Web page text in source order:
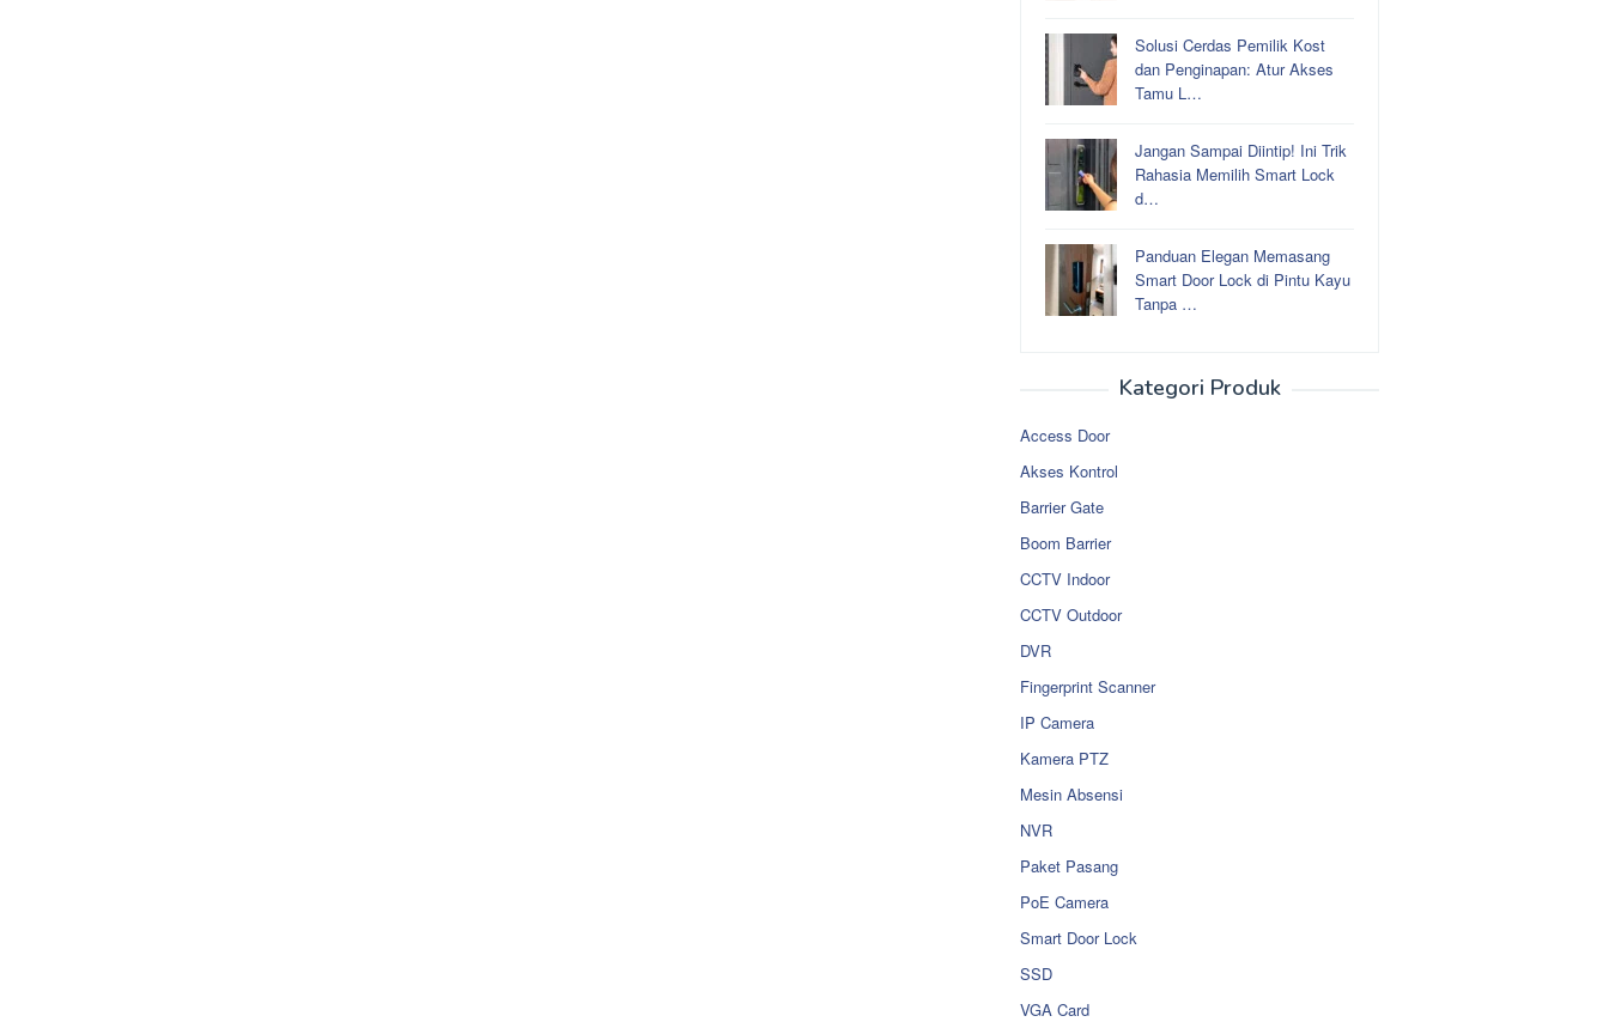
Solusi Cerdas Pemilik Kost
dan Penginapan: Atur Akses
Tamu L…
Jangan Sampai Diintip! Ini Trik
Rahasia Memilih Smart Lock
d…
Panduan Elegan Memasang
Smart Door Lock di Pintu Kayu
Tanpa …
Kategori Produk
Access Door
Akses Kontrol
Barrier Gate
Boom Barrier
CCTV Indoor
CCTV Outdoor
DVR
Fingerprint Scanner
IP Camera
Kamera PTZ
Mesin Absensi
NVR
Paket Pasang
PoE Camera
Smart Door Lock
SSD
VGA Card